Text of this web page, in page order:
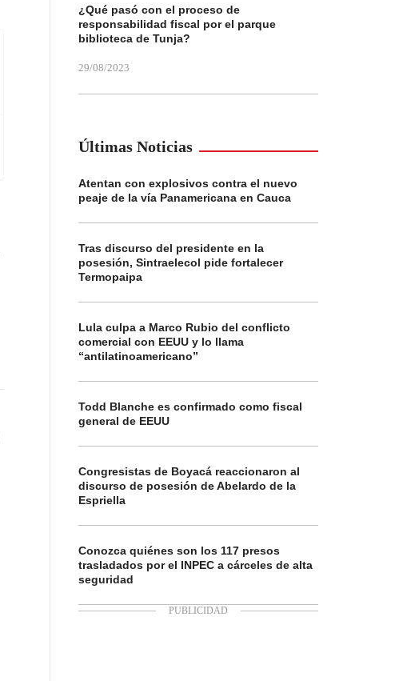
¿Qué pasó con el proceso de
responsabilidad fiscal por el parque
biblioteca de Tunja?
29/08/2023
Últimas Noticias
Atentan con explosivos contra el nuevo
peaje de la vía Panamericana en Cauca
Tras discurso del presidente en la
posesión, Sintraelecol pide fortalecer
Termopaipa
Lula culpa a Marco Rubio del conflicto
comercial con EEUU y lo llama
“antilatinoamericano”
Todd Blanche es confirmado como fiscal
general de EEUU
Congresistas de Boyacá reaccionaron al
discurso de posesión de Abelardo de la
Espriella
Conozca quiénes son los 117 presos
trasladados por el INPEC a cárceles de alta
seguridad